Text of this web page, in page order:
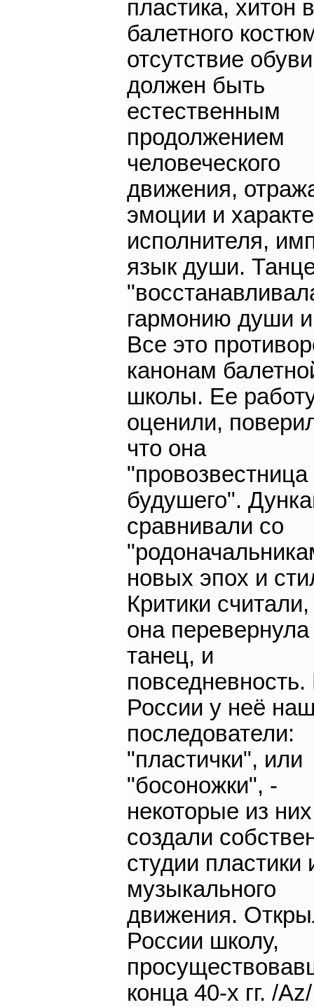
пластикa, хитон
балетного
отсутствие
должен быть
естественным
продолжением
человеческого
движения,
эмоции и
исполнителя,
язык души.
гармонию души
Все это
канонам
школы. Ее
оценили,
что она
"провозвестница
будушего".
сравнивали со
новых эпох и
Критики считали,
она
танец, и
повседневность.
России у неё
последователи:
"пластички", или
"босоножки", -
некоторые из них
создали
студии пластики
музыкального
движения.
России школу,
конца 40-х гг. /Az/